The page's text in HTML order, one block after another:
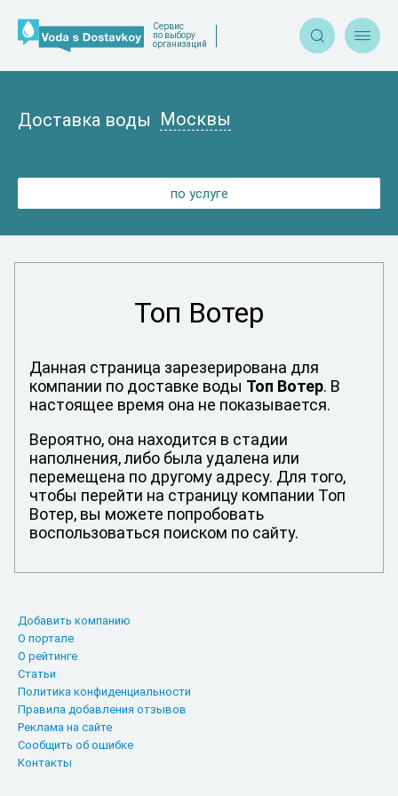
Сервис
по выбору
организаций
Доставка воды Москвы
 
по услуге
Топ Вотер
Данная страница зарезерирована для
компании по доставке воды Топ Вотер. В
настоящее время она не показывается.
Вероятно, она находится в стадии
наполнения, либо была удалена или
перемещена по другому адресу. Для того,
чтобы перейти на страницу компании Топ
Вотер, вы можете попробовать
воспользоваться поиском по сайту.
Добавить компанию
О портале
О рейтинге
Статьи
Политика конфиденциальности
Правила добавления отзывов
Реклама на сайте
Сообщить об ошибке
Контакты